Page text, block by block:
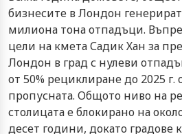
бизнесите в Лондон
милиона тона отпадъци.
цели на кмета Садик Хан за
Лондон в град с нулеви
от 50% рециклиране до 2025
пропусната. Общото ниво на
столицата е блокирано на
десет години, докато градове